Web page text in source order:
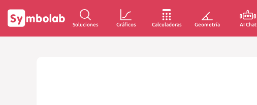
Soluciones Gráficos Calculadoras Geometría AI Chat